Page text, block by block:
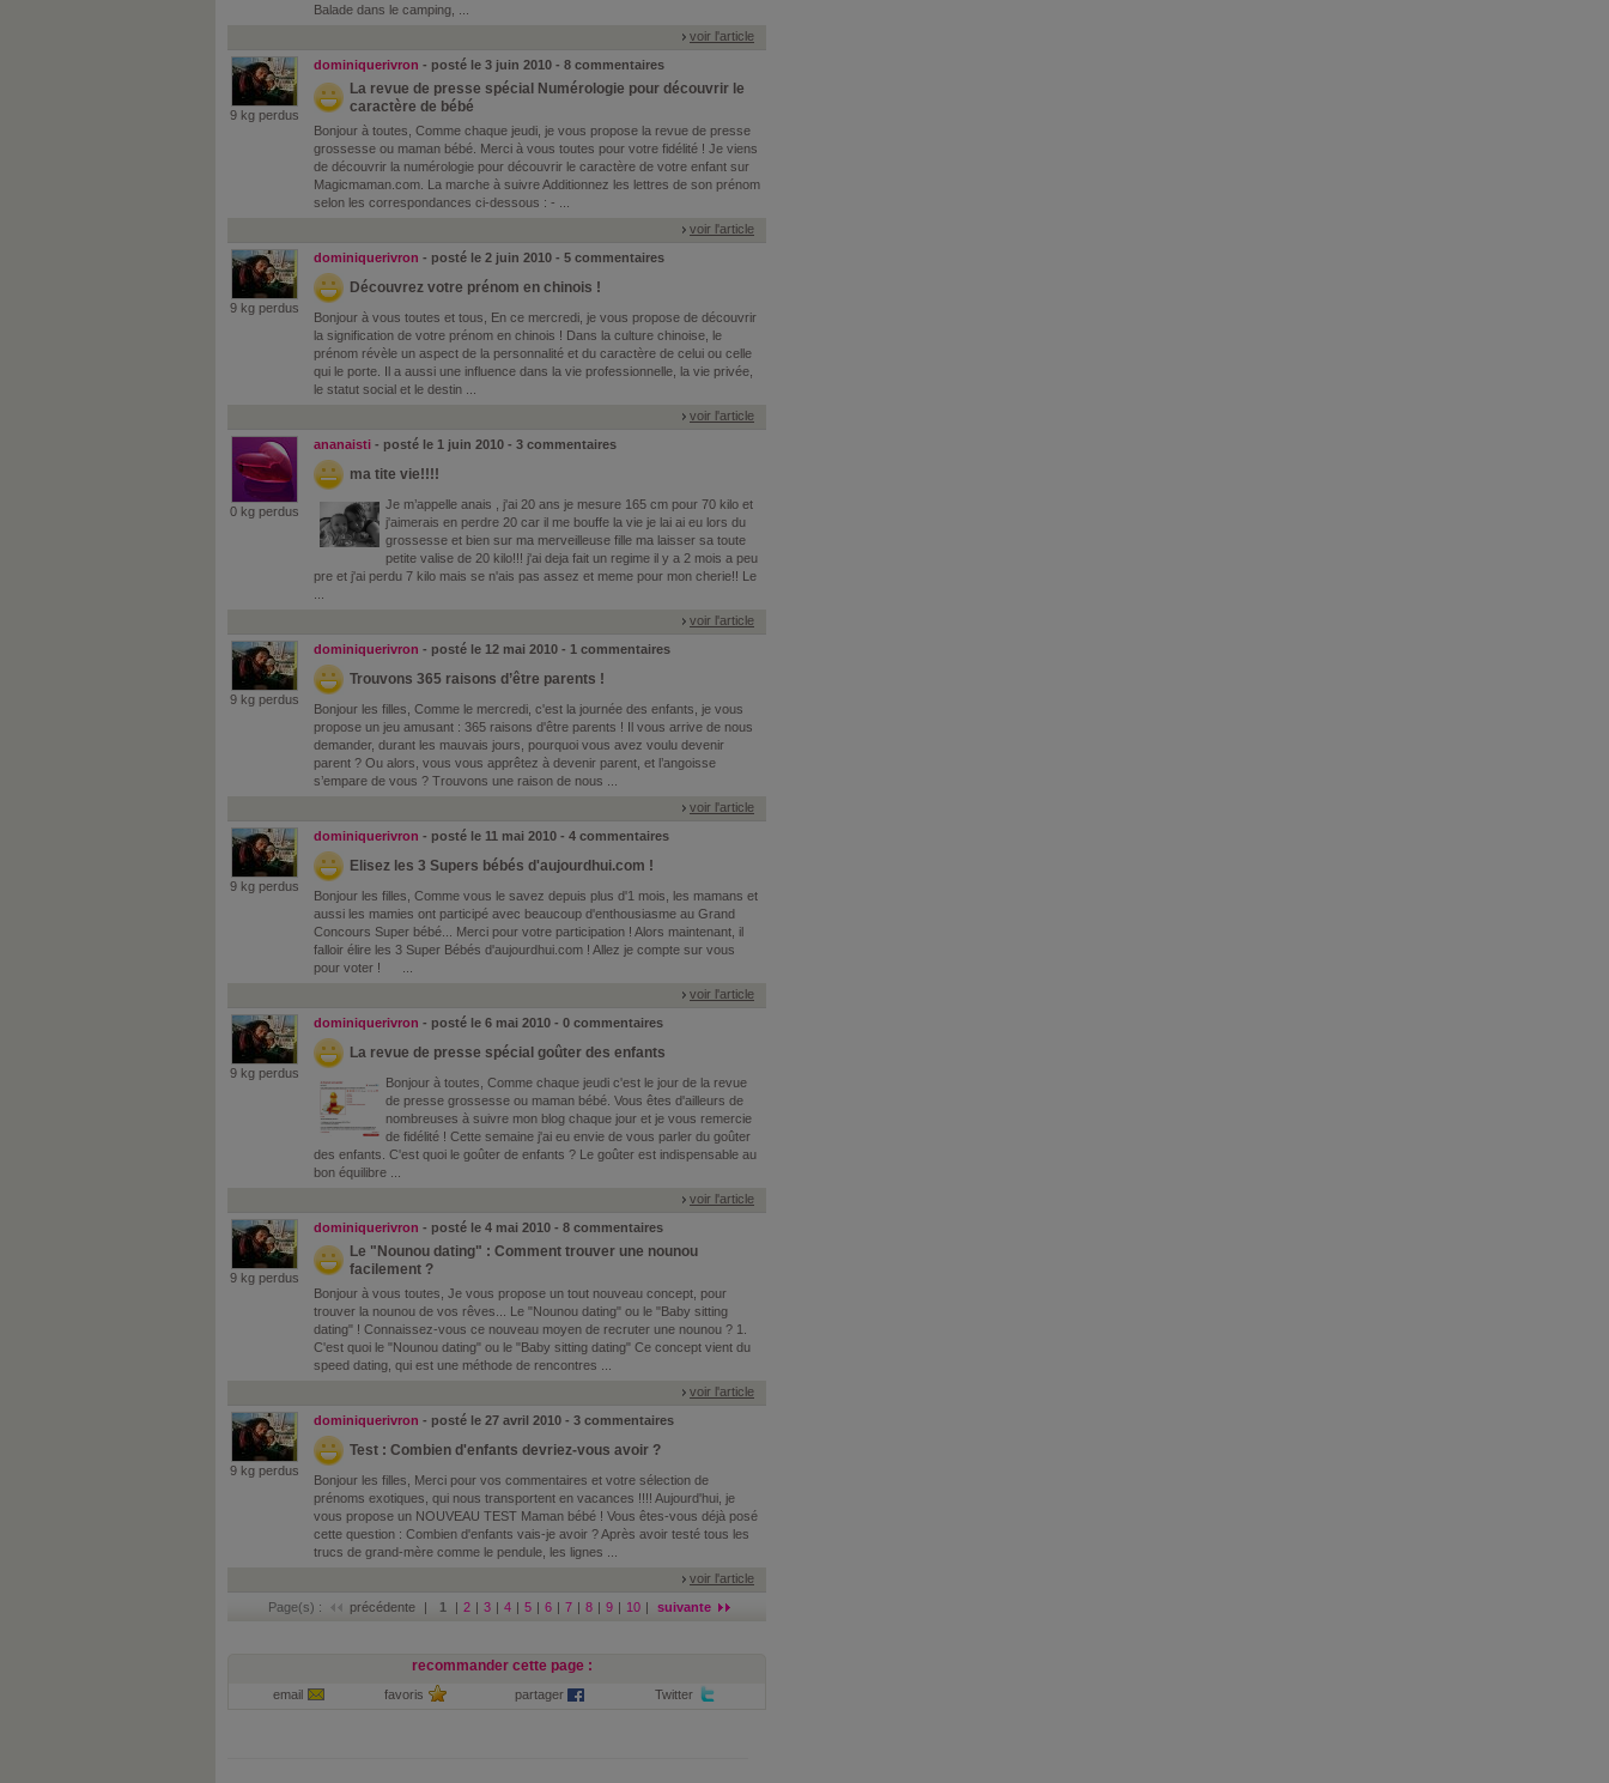
Balade dans le camping, ...
voir l'article
9 kg perdus
dominiquerivron - posté le 3 juin 2010 - 8 commentaires
La revue de presse spécial Numérologie pour découvrir le
caractère de bébé
Bonjour à toutes, Comme chaque jeudi, je vous propose la revue de presse
grossesse ou maman bébé. Merci à vous toutes pour votre fidélité ! Je viens
de découvrir la numérologie pour découvrir le caractère de votre enfant sur
Magicmaman.com. La marche à suivre Additionnez les lettres de son prénom
selon les correspondances ci-dessous : - ...
voir l'article
9 kg perdus
dominiquerivron - posté le 2 juin 2010 - 5 commentaires
Découvrez votre prénom en chinois !
Bonjour à vous toutes et tous, En ce mercredi, je vous propose de découvrir
la signification de votre prénom en chinois ! Dans la culture chinoise, le
prénom révèle un aspect de la personnalité et du caractère de celui ou celle
qui le porte. Il a aussi une influence dans la vie professionnelle, la vie privée,
le statut social et le destin ...
voir l'article
0 kg perdus
ananaisti - posté le 1 juin 2010 - 3 commentaires
ma tite vie!!!!
Je m’appelle anais , j'ai 20 ans je mesure 165 cm pour 70 kilo et
j'aimerais en perdre 20 car il me bouffe la vie je lai ai eu lors du
grossesse et bien sur ma merveilleuse fille ma laisser sa toute
petite valise de 20 kilo!!! j'ai deja fait un regime il y a 2 mois a peu
pre et j'ai perdu 7 kilo mais se n'ais pas assez et meme pour mon cherie!! Le
voir l'article
9 kg perdus
dominiquerivron - posté le 12 mai 2010 - 1 commentaires
Trouvons 365 raisons d’être parents !
Bonjour les filles, Comme le mercredi, c'est la journée des enfants, je vous
propose un jeu amusant : 365 raisons d'être parents ! Il vous arrive de nous
demander, durant les mauvais jours, pourquoi vous avez voulu devenir
parent ? Ou alors, vous vous apprêtez à devenir parent, et l’angoisse
s’empare de vous ? Trouvons une raison de nous ...
voir l'article
9 kg perdus
dominiquerivron - posté le 11 mai 2010 - 4 commentaires
Elisez les 3 Supers bébés d'aujourdhui.com !
Bonjour les filles, Comme vous le savez depuis plus d'1 mois, les mamans et
aussi les mamies ont participé avec beaucoup d'enthousiasme au Grand
Concours Super bébé... Merci pour votre participation ! Alors maintenant, il
falloir élire les 3 Super Bébés d'aujourdhui.com ! Allez je compte sur vous
pour voter ! ...
voir l'article
9 kg perdus
dominiquerivron - posté le 6 mai 2010 - 0 commentaires
La revue de presse spécial goûter des enfants
Bonjour à toutes, Comme chaque jeudi c'est le jour de la revue
de presse grossesse ou maman bébé. Vous êtes d'ailleurs de
nombreuses à suivre mon blog chaque jour et je vous remercie
de fidélité ! Cette semaine j'ai eu envie de vous parler du goûter
des enfants. C'est quoi le goûter de enfants ? Le goûter est indispensable au
bon équilibre ...
voir l'article
9 kg perdus
dominiquerivron - posté le 4 mai 2010 - 8 commentaires
Le "Nounou dating" : Comment trouver une nounou
facilement ?
Bonjour à vous toutes, Je vous propose un tout nouveau concept, pour
trouver la nounou de vos rêves... Le "Nounou dating" ou le "Baby sitting
dating" ! Connaissez-vous ce nouveau moyen de recruter une nounou ? 1.
C'est quoi le "Nounou dating" ou le "Baby sitting dating" Ce concept vient du
speed dating, qui est une méthode de rencontres ...
voir l'article
9 kg perdus
dominiquerivron - posté le 27 avril 2010 - 3 commentaires
Test : Combien d'enfants devriez-vous avoir ?
Bonjour les filles, Merci pour vos commentaires et votre sélection de
prénoms exotiques, qui nous transportent en vacances !!!! Aujourd'hui, je
vous propose un NOUVEAU TEST Maman bébé ! Vous êtes-vous déjà posé
cette question : Combien d'enfants vais-je avoir ? Après avoir testé tous les
trucs de grand-mère comme le pendule, les lignes ...
voir l'article
Page(s) :
précédente | 1 | 2 | 3 | 4 | 5 | 6 | 7 | 8 | 9 | 10 | suivante
recommander cette page :
email favoris partager Twitter